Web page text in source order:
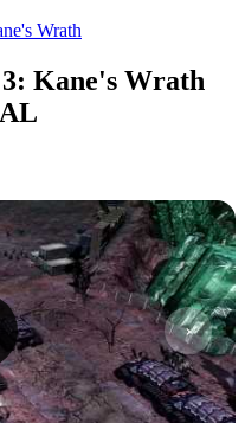
Wrath
Kane's Wrath